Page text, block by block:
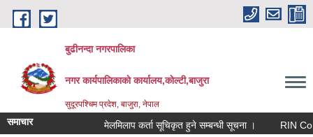
Skip to main content
बुढीनन्दा नगरपालिका
नगर कार्यपालिकाकाे कार्यालय,काेल्टी,बाजुरा
सुदूरपश्चिम प्रदेश, बाजुरा, नेपाल
समाचार मेलमिलाप कर्ता सूचिकृत हुने सम्बन्धी सूचना । RIN Cohor